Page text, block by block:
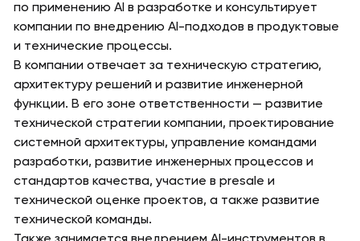
по применению AI в разработке и консультирует
компании по внедрению AI-подходов в продуктовые
и технические процессы.
В компании отвечает за техническую стратегию,
архитектуру решений и развитие инженерной
функции. В его зоне ответственности — развитие
технической стратегии компании, проектирование
системной архитектуры, управление командами
разработки, развитие инженерных процессов и
стандартов качества, участие в presale и
технической оценке проектов, а также развитие
технической команды.